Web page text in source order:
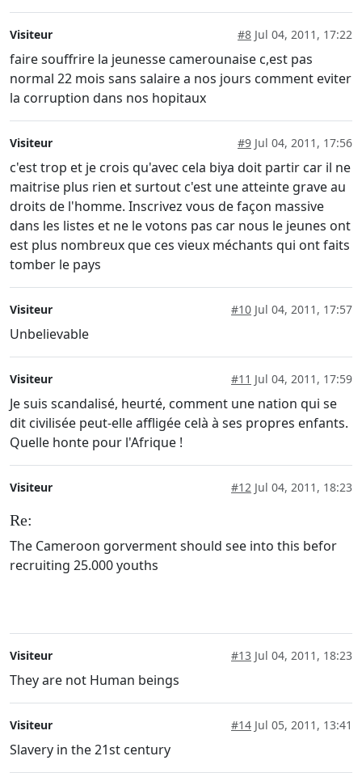
Visiteur #8 Jul 04, 2011, 17:22
faire souffrire la jeunesse camerounaise c,est pas
normal 22 mois sans salaire a nos jours comment eviter
la corruption dans nos hopitaux
Visiteur #9 Jul 04, 2011, 17:56
c'est trop et je crois qu'avec cela biya doit partir car il ne
maitrise plus rien et surtout c'est une atteinte grave au
droits de l'homme. Inscrivez vous de façon massive
dans les listes et ne le votons pas car nous le jeunes ont
est plus nombreux que ces vieux méchants qui ont faits
tomber le pays
Visiteur #10 Jul 04, 2011, 17:57
Unbelievable
Visiteur #11 Jul 04, 2011, 17:59
Je suis scandalisé, heurté, comment une nation qui se
dit civilisée peut-elle affligée celà à ses propres enfants.
Quelle honte pour l'Afrique !
Visiteur #12 Jul 04, 2011, 18:23
Re:
The Cameroon gorverment should see into this befor
recruiting 25.000 youths
Visiteur #13 Jul 04, 2011, 18:23
They are not Human beings
Visiteur #14 Jul 05, 2011, 13:41
Slavery in the 21st century